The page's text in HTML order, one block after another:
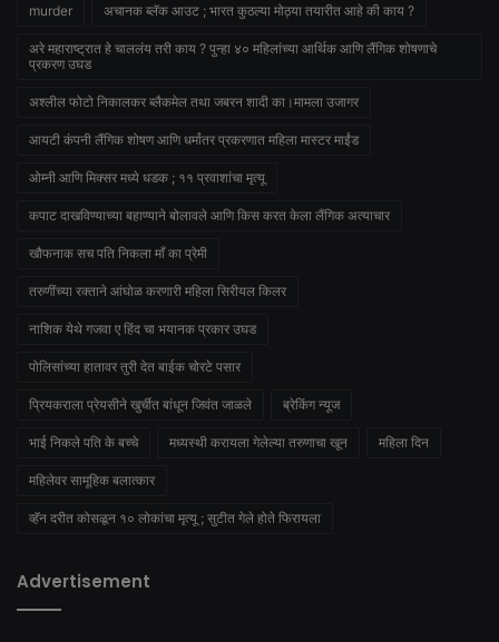
murder अचानक ब्लॅक आउट ; भारत कुठल्या मोठ्या तयारीत आहे की काय ?
अरे महाराष्ट्रात हे चाललंय तरी काय ? पुन्हा ४० महिलांच्या आर्थिक आणि लैंगिक शोषणाचे
प्रकरण उघड
अश्लील फोटो निकालकर ब्लैकमेल तथा जबरन शादी का।मामला उजागर
आयटी कंपनी लैंगिक शोषण आणि धर्मांतर प्रकरणात महिला मास्टर माईंड
ओम्नी आणि मिक्सर मध्ये धडक ; ११ प्रवाशांचा मृत्यू
कपाट दाखविण्याच्या बहाण्याने बोलावले आणि किस करत केला लैंगिक अत्याचार
खौफनाक सच पति निकला माँ का प्रेमी
तरुणींच्या रक्ताने आंघोळ करणारी महिला सिरीयल किलर
नाशिक येथे गजवा ए हिंद चा भयानक प्रकार उघड
पोलिसांच्या हातावर तुरी देत बाईक चोरटे पसार
प्रियकराला प्रेयसीने खुर्चीत बांधून जिवंत जाळले ब्रेकिंग न्यूज
भाई निकले पति के बच्चे मध्यस्थी करायला गेलेल्या तरुणाचा खून महिला दिन
महिलेवर सामूहिक बलात्कार
व्हॅन दरीत कोसळून १० लोकांचा मृत्यू ; सुटीत गेले होते फिरायला
Advertisement